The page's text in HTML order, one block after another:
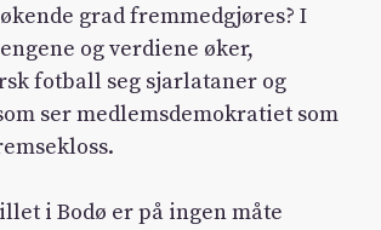
grad fremmedgjøres? I
og verdiene øker,
fotball seg sjarlataner og
ser medlemsdemokratiet som
i Bodø er på ingen måte